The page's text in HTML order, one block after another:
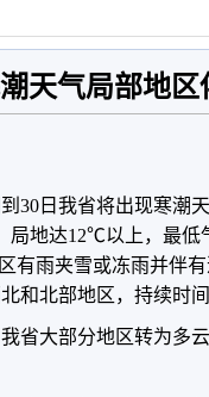
天气局部地区
日我省将出现寒潮
局地达12℃以上，最
有雨夹雪或冻雨并伴
和北部地区，持续时间
大部分地区转为多